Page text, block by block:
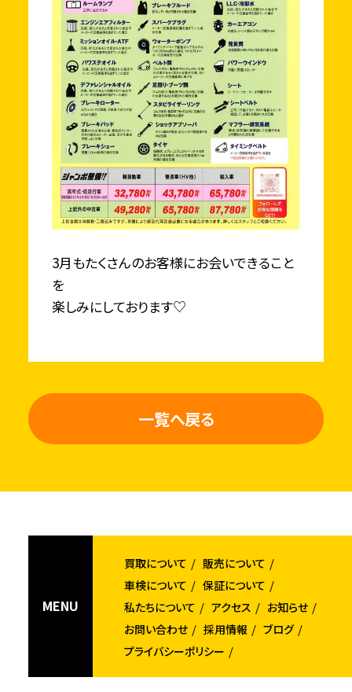
3月もたくさんのお客様にお会いできること
を
楽しみにしております♡
一覧へ戻る
MENU
買取について
販売について
車検について
保証について
私たちについて
アクセス
お知らせ
お問い合わせ
採用情報
ブログ
プライバシーポリシー